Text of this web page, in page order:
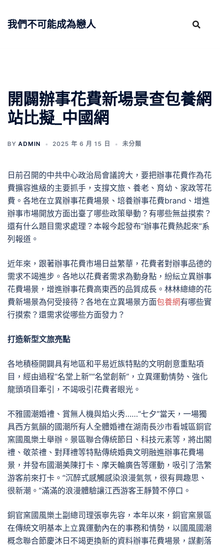
我們不可能成為戀人
開闢辦事花費新場景查包養網
站比擬_中國網
BY ADMIN 2025 年 6 月 15 日 未分類
日前召開的中共中心政治局會議誇大，要把辦事花費作為花
費擴容進級的主要抓手，支撐文旅、養老、育幼、家政等花
費。各地在立異辦事花費場景、培養辦事花費brand、增進
辦事市場開放方面出臺了哪些政策舉動？有哪些無益摸索？
還有什么題目需求處理？本報今起發布“辦事花費熱起來”系
列報道。
近年來，跟著辦事花費市場日益繁華，花費者對辦事品德的
需求不竭進步。各地以花費者需求為動身點，紛紜立異辦事
花費場景，增進辦事花費高東西的品質成長。林林總總的花
費新場景為何受接待？各地在立異場景方面包養網有哪些實
行摸索？還需求從哪些方面發力？
打造新型文旅亮點
各地積極開闢具有地區和平易近族特點的文明創意重點項
目，經由過程“名堂上新”“名堂創新”，立異運動情勢、強化
龍頭項目牽引，不竭吸引花費者眼光。
不雅國潮婚禮、賞無人機與焰火秀……“七夕”當天，一場獨
具西方氣韻的國潮所有人全體婚禮在湖南長沙市看城區銅官
窯國風樂土舉辦。景區聯合傳統節日、科技元素等，將出閣
禮、敬茶禮、對拜禮等特點傳統婚典文明融進辦事花費場
景，并發布國潮美陳打卡、摩天輪廣告等運動，吸引了浩繁
游客前來打卡。“沉醉式感觸感染浪漫氣氛，很有興趣思、
很新潮。”滿滿的浪漫體驗讓江西游客王靜贊不停口。
銅官窯國風樂土副總司理張寧先容，本年以來，銅官窯景區
在傳統文明基本上立異運動內在的事務和情勢，以國風國潮
概念聯合節慶沐日不竭更換新的資料辦事花費場景，謀劃落